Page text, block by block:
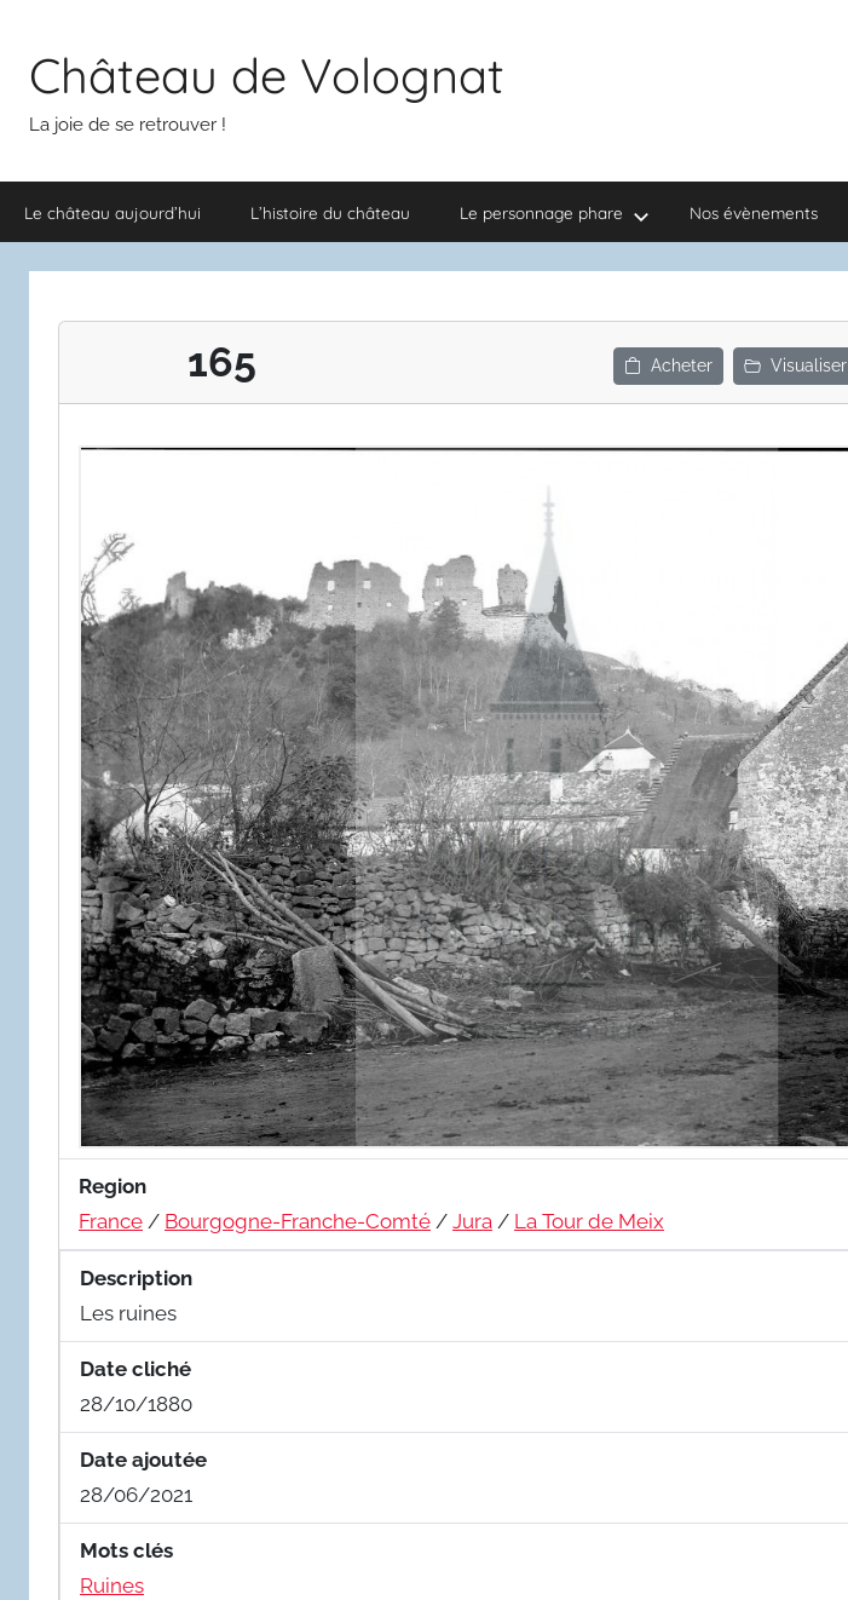
contenuChâteau de Volognat
La joie de se retrouver !
Le château aujourd’hui L’histoire du château Le personnage phare Nos évènements
165 Acheter Visualiser
Region
France / Bourgogne-Franche-Comté / Jura / La Tour de Meix
Description
Les ruines
Date cliché
28/10/1880
Date ajoutée
28/06/2021
Mots clés
Ruines